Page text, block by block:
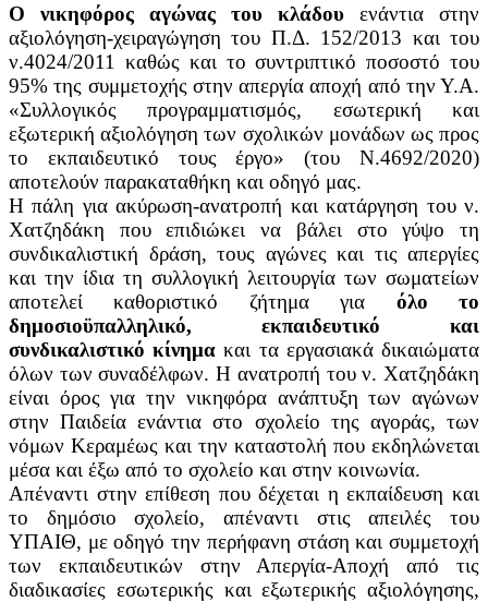
Ο νικηφόρος αγώνας του κλάδου ενάντια στην
αξιολόγηση-χειραγώγηση του Π.Δ. 152/2013 και του
ν.4024/2011 καθώς και το συντριπτικό ποσοστό του
95% της συμμετοχής στην απεργία αποχή από την Υ.Α.
«Συλλογικός προγραμματισμός, εσωτερική και
εξωτερική αξιολόγηση των σχολικών μονάδων ως προς
το εκπαιδευτικό τους έργο» (του Ν.4692/2020)
αποτελούν παρακαταθήκη και οδηγό μας.
Η πάλη για ακύρωση-ανατροπή και κατάργηση του ν.
Χατζηδάκη που επιδιώκει να βάλει στο γύψο τη
συνδικαλιστική δράση, τους αγώνες και τις απεργίες
και την ίδια τη συλλογική λειτουργία των σωματείων
αποτελεί καθοριστικό ζήτημα για όλο το
δημοσιοϋπαλληλικό, εκπαιδευτικό και
συνδικαλιστικό κίνημα και τα εργασιακά δικαιώματα
όλων των συναδέλφων. Η ανατροπή του ν. Χατζηδάκη
είναι όρος για την νικηφόρα ανάπτυξη των αγώνων
στην Παιδεία ενάντια στο σχολείο της αγοράς, των
νόμων Κεραμέως και την καταστολή που εκδηλώνεται
μέσα και έξω από το σχολείο και στην κοινωνία.
Απέναντι στην επίθεση που δέχεται η εκπαίδευση και
το δημόσιο σχολείο, απέναντι στις απειλές του
ΥΠΑΙΘ, με οδηγό την περήφανη στάση και συμμετοχή
των εκπαιδευτικών στην Απεργία-Αποχή από τις
διαδικασίες εσωτερικής και εξωτερικής αξιολόγησης,